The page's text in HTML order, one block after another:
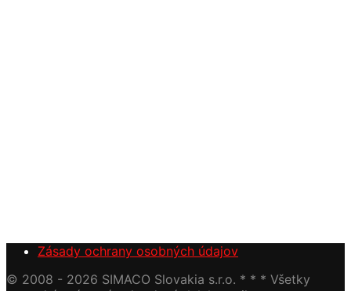
Zásady ochrany osobných údajov
© 2008 - 2026 SIMACO Slovakia s.r.o. * * * Všetky